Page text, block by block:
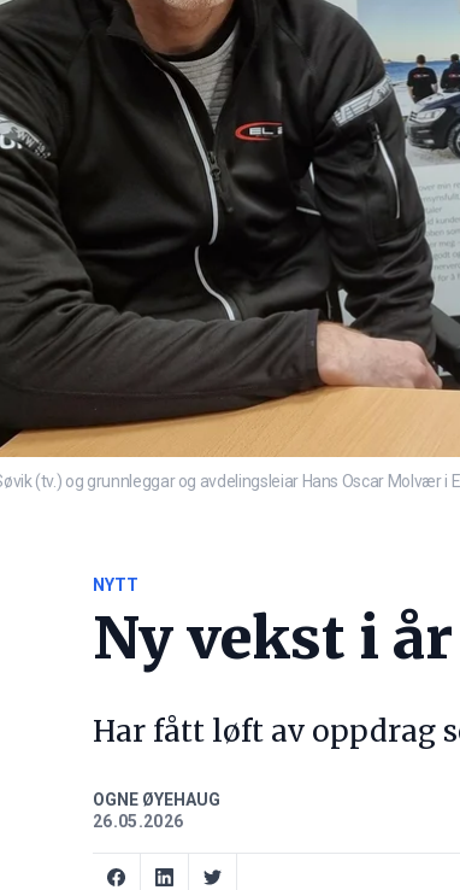
(tv.) og grunnleggar og avdelingsleiar Hans Oscar Molvær i
NYTT
Ny vekst i
Har fått løft av oppdrag
OGNE ØYEHAUG
26.05.2026